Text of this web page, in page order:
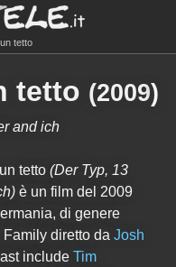
tetto
tetto (2009)
and ich
tetto(Der Typ, 13
è un film del 2009
di genere
Family diretto daJosh
includeTim